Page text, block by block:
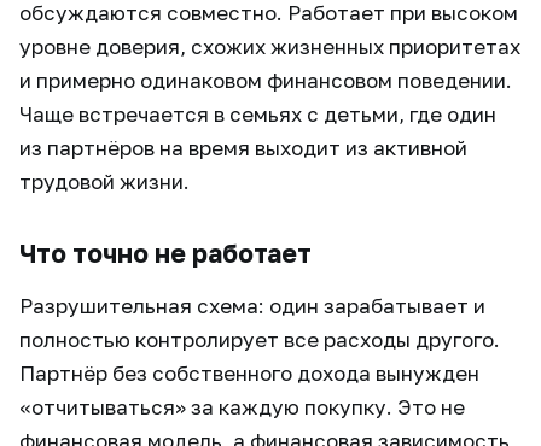
обсуждаются совместно. Работает при высоком
уровне доверия, схожих жизненных приоритетах
и примерно одинаковом финансовом поведении.
Чаще встречается в семьях с детьми, где один
из партнёров на время выходит из активной
трудовой жизни.
Что точно не работает
Разрушительная схема: один зарабатывает и
полностью контролирует все расходы другого.
Партнёр без собственного дохода вынужден
«отчитываться» за каждую покупку. Это не